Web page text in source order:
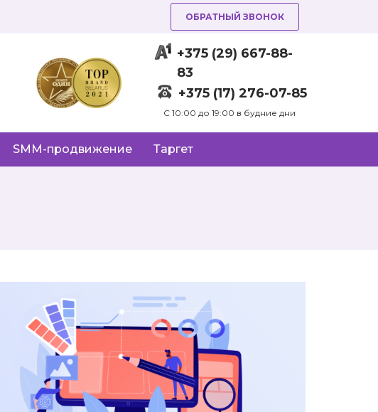
ОБРАТНЫЙ ЗВОНОК
+375 (29) 667-88-
83
+375 (17) 276-07-85
C 10:00 до 19:00 в будние дни
SMM-продвижение Таргет